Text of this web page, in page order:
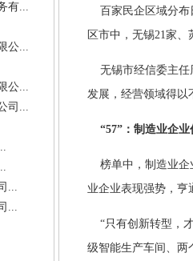
有...
公...
公...
司...
...
...
百家民企区域分布
区市中，无锡21家、
无锡市经信委主任
发展，经营领域得以
“57”：制造业企业
榜单中，制造业企
业企业表现强势，亨
“只有创新转型，
级智能生产车间、两